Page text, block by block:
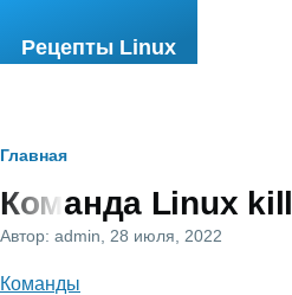
Рецепты Linux
Строка
навигации
Главная
Команда Linux kill
Автор: admin , 28 июля, 2022
Команды